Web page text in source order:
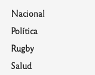
Nacional
Política
Rugby
Salud